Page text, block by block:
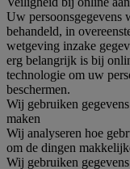
Uw
behandeld, in
wetgeving inzake
erg belangrijk is bij
technologie om uw
beschermen.
Wij gebruiken
maken
Wij analyseren hoe
om de dingen
Wij gebruiken